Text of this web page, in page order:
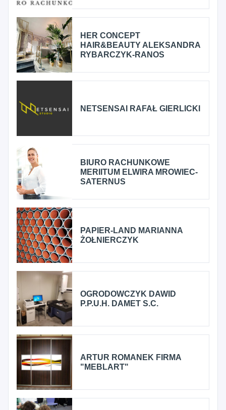
HER CONCEPT
HAIR&BEAUTY ALEKSANDRA
RYBARCZYK-RANOS
NETSENSAI RAFAŁ GIERLICKI
BIURO RACHUNKOWE
MERIITUM ELWIRA MROWIEC-
SATERNUS
PAPIER-LAND MARIANNA
ŻOŁNIERCZYK
OGRODOWCZYK DAWID
P.P.U.H. DAMET S.C.
ARTUR ROMANEK FIRMA
"MEBLART"